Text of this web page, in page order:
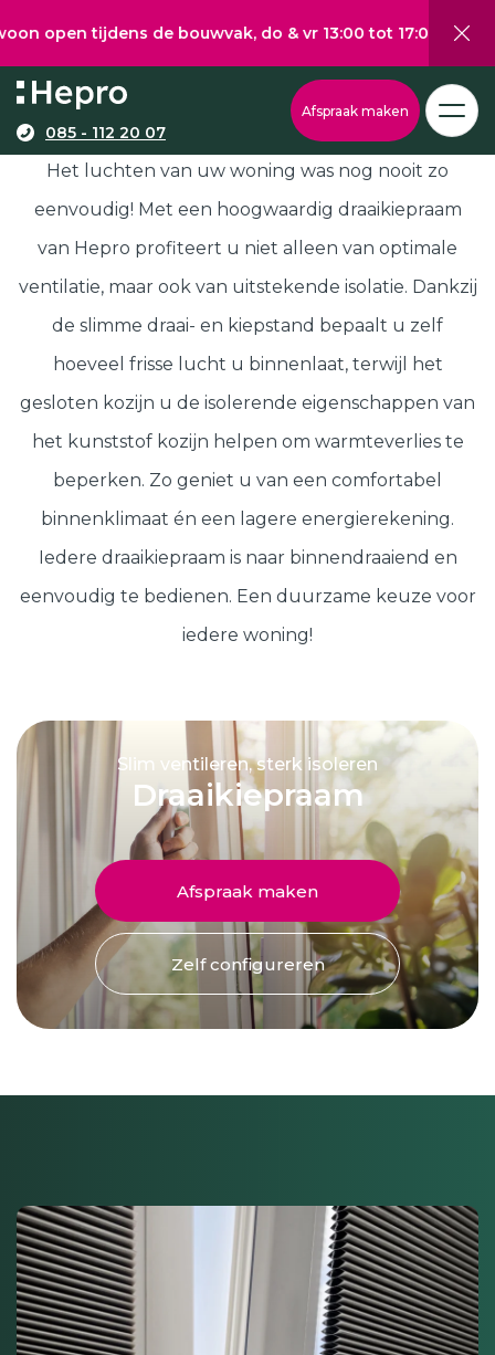
de bouwvak, do & vr 13:00 tot 17:00, za 10:00 tot
085 - 112 20 07
Afspraak maken
Draaikiepraam
Het luchten van uw woning was nog nooit zo
eenvoudig! Met een hoogwaardig draaikiepraam
van Hepro profiteert u niet alleen van optimale
ventilatie, maar ook van uitstekende isolatie. Dankzij
de slimme draai- en kiepstand bepaalt u zelf
hoeveel frisse lucht u binnenlaat, terwijl het
gesloten kozijn u de isolerende eigenschappen van
het kunststof kozijn helpen om warmteverlies te
beperken. Zo geniet u van een comfortabel
binnenklimaat én een lagere energierekening.
Iedere draaikiepraam is naar binnendraaiend en
eenvoudig te bedienen. Een duurzame keuze voor
iedere woning!
Slim ventileren, sterk isoleren
Draaikiepraam
Afspraak maken
Zelf configureren
Wat wilt u graag verduurzamen?
Via onze configurator berekent u eenvoudig een
richtprijs voor uw kunststof kozijnen, -deuren, of
schuifpuien.
Samenstellen
Samenstellen
Samenstellen
Kunststof kozijnen
Kunststof deuren
Kunststof schuifpuien
Isolatie
Klantenservice
Hepro
SHOWROOM BEZOEKEN
8.6 763 beoordelingen